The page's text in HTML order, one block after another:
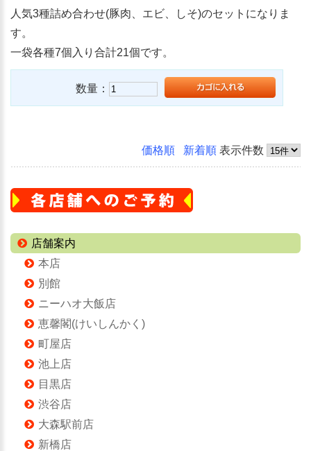
人気3種詰め合わせ(豚肉、エビ、しそ)のセットになりま
す。
一袋各種7個入り合計21個です。
数量：
価格順 新着順 表示件数
店舗案内
本店
別館
ニーハオ大飯店
恵馨閣(けいしんかく)
町屋店
池上店
目黒店
渋谷店
大森駅前店
新橋店